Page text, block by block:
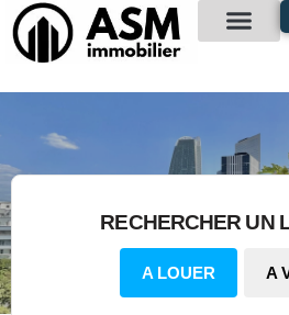
principal
RECHERCHER UN
A LOUER A